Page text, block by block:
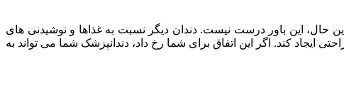
حال، این باور درست نیست. دندان دیگر نسبت به غذاها و نوشیدنی های
کند. اگر این اتفاق برای شما رخ داد، دندانپزشک شما می تواند به